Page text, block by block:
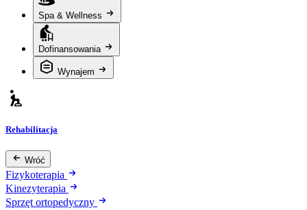
Spa & Wellness
Dofinansowania
Wynajem
Rehabilitacja
Wróć
Fizykoterapia
Kinezyterapia
Sprzęt ortopedyczny